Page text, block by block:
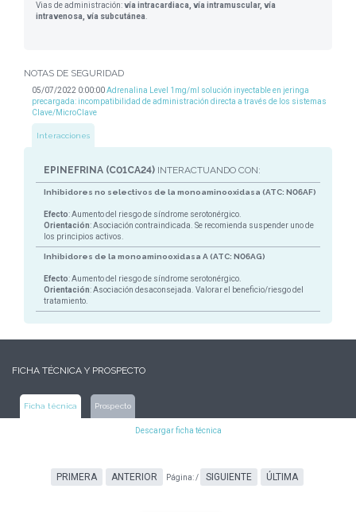
Vias de administración:vía intracardiaca, vía intramuscular, vía
intravenosa, vía subcutánea
NOTAS DE SEGURIDAD
05/07/2022 0:00:00Adrenalina Level 1mg/ml solución inyectable en jeringa
precargada: incompatibilidad de administración directa a través de los sistemas
Clave/MicroClave
Interacciones
EPINEFRINA (C01CA24) INTERACTUANDO CON:
Inhibidores no selectivos de la monoaminooxidasa (ATC: N06AF)
Efecto: Aumento del riesgo de síndrome serotonérgico.
Orientación: Asociación contraindicada. Se recomienda suspender uno de
los principios activos.
Inhibidores de la monoaminooxidasa A (ATC: N06AG)
Efecto: Aumento del riesgo de síndrome serotonérgico.
Orientación: Asociación desaconsejada. Valorar el beneficio/riesgo del
tratamiento.
FICHA TÉCNICA Y PROSPECTO
Ficha técnica Prospecto
Descargar ficha técnica
PRIMERA ANTERIOR Página:/ SIGUIENTE ÚLTIMA